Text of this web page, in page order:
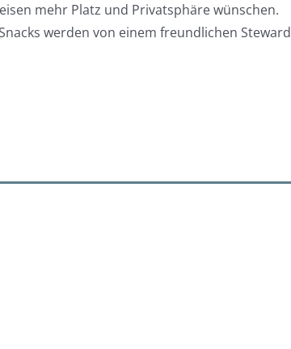
mehr Platz und Privatsphäre wünschen.
werden von einem freundlichen Steward